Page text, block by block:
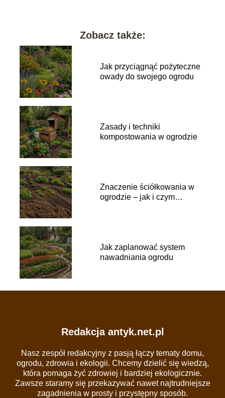
Zobacz także:
Jak przyciągnąć pożyteczne
owady do swojego ogrodu
Zasady i techniki
kompostowania w ogrodzie
Znaczenie ściółkowania w
ogrodzie – jak i czym
Jak zaplanować system
nawadniania ogrodu
Redakcja antyk.net.pl
Nasz zespół redakcyjny z pasją łączy tematy domu,
ogrodu, zdrowia i ekologii. Chcemy dzielić się wiedzą,
która pomaga żyć zdrowiej i bardziej ekologicznie.
Zawsze staramy się przekazywać nawet najtrudniejsze
zagadnienia w prosty i przystępny sposób.